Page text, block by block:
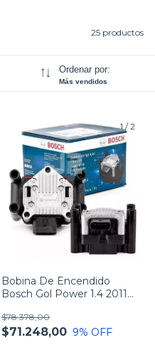
25 productos
Ordenar por:
Más vendidos
1 /2
Bobina De Encendido
Bosch Gol Power 1.4 2011
$71.248,00
$78.378,00
9% OFF